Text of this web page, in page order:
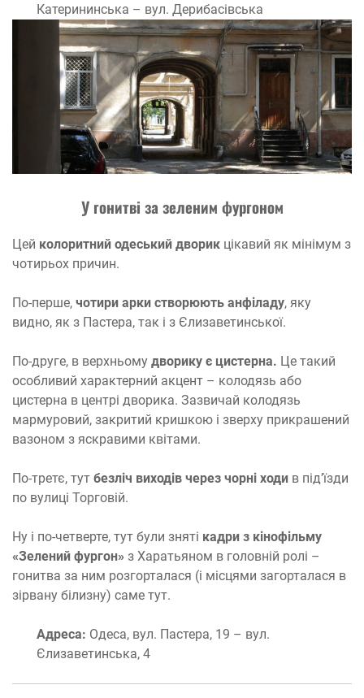
Катерининська – вул. Дерибасівська
У гонитві за зеленим фургоном
Цей колоритний одеський дворик цікавий як мінімум з
чотирьох причин.
По-перше, чотири арки створюють анфіладу, яку
видно, як з Пастера, так і з Єлизаветинської.
По-друге, в верхньому дворику є цистерна. Це такий
особливий характерний акцент – колодязь або
цистерна в центрі дворика. Зазвичай колодязь
мармуровий, закритий кришкою і зверху прикрашений
вазоном з яскравими квітами.
По-третє, тут безліч виходів через чорні ходи в під’їзди
по вулиці Торговій.
Ну і по-четверте, тут були зняті кадри з кінофільму
«Зелений фургон» з Харатьяном в головній ролі –
гонитва за ним розгорталася (і місцями загорталася в
зірвану білизну) саме тут.
Адреса: Одеса, вул. Пастера, 19 – вул.
Єлизаветинська, 4